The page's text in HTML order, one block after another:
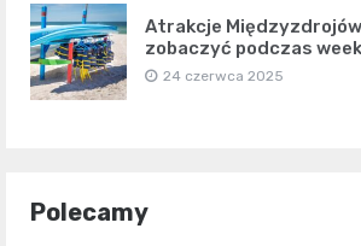
Atrakcje
zobaczyć podczas
24 czerwca 2025
Polecamy